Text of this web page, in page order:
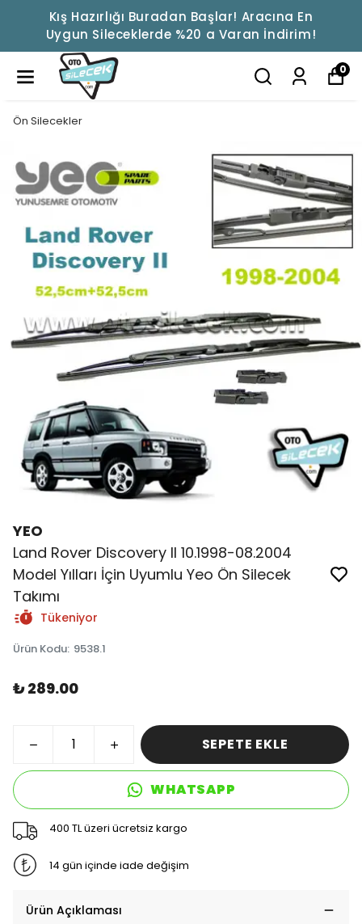
Kış Hazırlığı Buradan Başlar! Aracına En
Uygun Sileceklerde %20 a Varan İndirim!
0
Ön Silecekler
YEO
Land Rover Discovery II 10.1998-08.2004
Model Yılları İçin Uyumlu Yeo Ön Silecek
Takımı
Tükeniyor
Ürün Kodu: 9538.1
₺ 289.00
SEPETE EKLE
WHATSAPP
400 TL üzeri ücretsiz kargo
14 gün içinde iade değişim
Ürün Açıklaması